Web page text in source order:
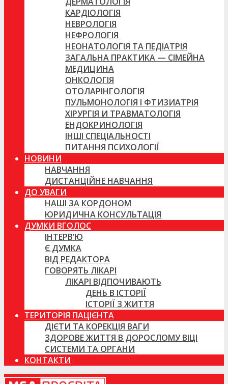
КАРДІОЛОГІЯ
НЕВРОЛОГІЯ
НЕФРОЛОГІЯ
НЕОНАТОЛОГІЯ ТА ПЕДІАТРІЯ
ЗАГАЛЬНА ПРАКТИКА — СІМЕЙНА
МЕДИЦИНА
ОНКОЛОГІЯ
ОТОЛАРІНГОЛОГІЯ
ПУЛЬМОНОЛОГІЯ І ФТИЗИАТРІЯ
ХІРУРГІЯ И ТРАВМАТОЛОГІЯ
ЕНДОКРИНОЛОГІЯ
ІНШІ СПЕЦІАЛЬНОСТІ
ПИТАННЯ ПСИХОЛОГІЇ
НОВИНИ
НАВЧАННЯ
ДИСТАНЦІЙНЕ НАВЧАННЯ
ДО УВАГИ
НАШІ ЗА КОРДОНОМ
ЮРИДИЧНА КОНСУЛЬТАЦІЯ
ДУМКИ ВГОЛОС
ІНТЕРВ’Ю
Є ДУМКА
ВІД РЕДАКТОРА
ГОВОРЯТЬ ЛІКАРІ
ЛІКАРІ ВІДПОЧИВАЮТЬ
ДЕНЬ В ІСТОРІЇ
ІСТОРІЇ З ЖИТТЯ
ТЕРИТОРІЯ ПАЦІЄНТА
ДІЄТИ ТА КОРЕКЦІЯ ВАГИ
ЗДОРОВЕ ЖИТТЯ В ДОРОСЛОМУ ВІЦІ
СИСТЕМИ ТА ОРГАНИ
КОНТАКТИ